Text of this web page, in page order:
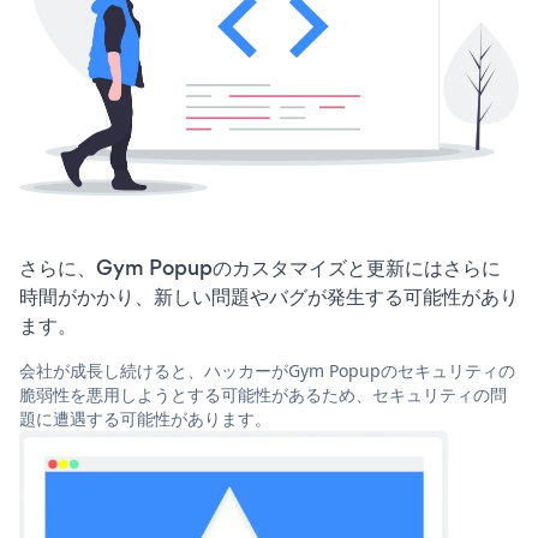
さらに、Gym Popupのカスタマイズと更新にはさらに
時間がかかり、新しい問題やバグが発生する可能性があり
ます。
会社が成長し続けると、ハッカーがGym Popupのセキュリティの
脆弱性を悪用しようとする可能性があるため、セキュリティの問
題に遭遇する可能性があります。